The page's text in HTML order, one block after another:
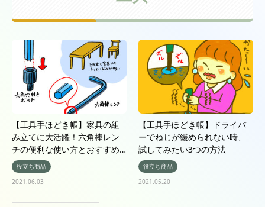
【工具手ほどき帳】家具の組
み立てに大活躍！六角棒レン
チの便利な使い方とおすすめ…
役立ち商品
2021.06.03
【工具手ほどき帳】ドライバ
ーでねじが緩められない時、
試してみたい3つの方法
役立ち商品
2021.05.20